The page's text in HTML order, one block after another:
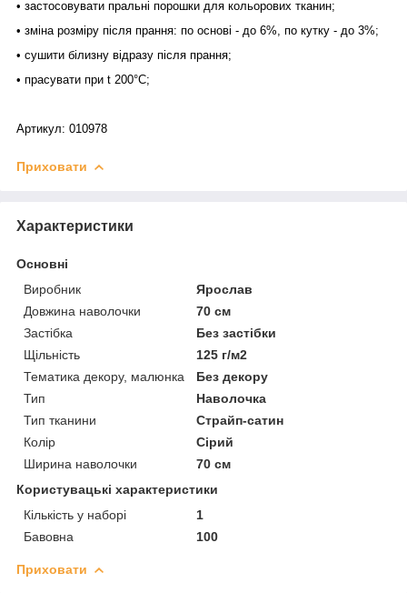
• застосовувати пральні порошки для кольорових тканин;
• зміна розміру після прання: по основі - до 6%, по кутку - до 3%;
• сушити білизну відразу після прання;
• прасувати при t 200°С;
Артикул: 010978
Приховати
Характеристики
Основні
Виробник
Ярослав
Довжина наволочки
70 см
Застібка
Без застібки
Щільність
125 г/м2
Тематика декору, малюнка
Без декору
Тип
Наволочка
Тип тканини
Страйп-сатин
Колір
Сірий
Ширина наволочки
70 см
Користувацькі характеристики
Кількість у наборі
1
Бавовна
100
Приховати